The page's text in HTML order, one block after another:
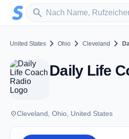
Zum Hauptinhalt springen
search
Sender suchen
United States chevron_right Ohio chevron_right Cleveland chevron_right
placeCleveland, Ohio, United States